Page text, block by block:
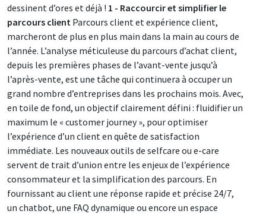
dessinent d’ores et déjà ! 1 - Raccourcir et simplifier le
parcours client Parcours client et expérience client,
marcheront de plus en plus main dans la main au cours de
l’année. L’analyse méticuleuse du parcours d’achat client,
depuis les premières phases de l’avant-vente jusqu’à
l’après-vente, est une tâche qui continuera à occuper un
grand nombre d’entreprises dans les prochains mois. Avec,
en toile de fond, un objectif clairement défini : fluidifier un
maximum le « customer journey », pour optimiser
l’expérience d’un client en quête de satisfaction
immédiate. Les nouveaux outils de selfcare ou e-care
servent de trait d’union entre les enjeux de l’expérience
consommateur et la simplification des parcours. En
fournissant au client une réponse rapide et précise 24/7,
un chatbot, une FAQ dynamique ou encore un espace